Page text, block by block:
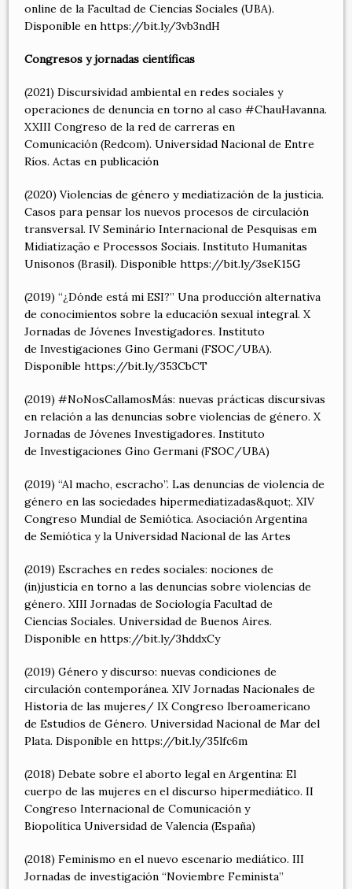
online de la Facultad de Ciencias Sociales (UBA).
Disponible en https://bit.ly/3vb3ndH
Congresos y jornadas científicas
(2021) Discursividad ambiental en redes sociales y
operaciones de denuncia en torno al caso #ChauHavanna.
XXIII Congreso de la red de carreras en
Comunicación (Redcom). Universidad Nacional de Entre
Ríos. Actas en publicación
(2020) Violencias de género y mediatización de la justicia.
Casos para pensar los nuevos procesos de circulación
transversal. IV Seminário Internacional de Pesquisas em
Midiatização e Processos Sociais. Instituto Humanitas
Unisonos (Brasil). Disponible https://bit.ly/3seK15G
(2019) “¿Dónde está mi ESI?” Una producción alternativa
de conocimientos sobre la educación sexual integral. X
Jornadas de Jóvenes Investigadores. Instituto
de Investigaciones Gino Germani (FSOC/UBA).
Disponible https://bit.ly/353CbCT
(2019) #NoNosCallamosMás: nuevas prácticas discursivas
en relación a las denuncias sobre violencias de género. X
Jornadas de Jóvenes Investigadores. Instituto
de Investigaciones Gino Germani (FSOC/UBA)
(2019) “Al macho, escracho”. Las denuncias de violencia de
género en las sociedades hipermediatizadas&quot;. XIV
Congreso Mundial de Semiótica. Asociación Argentina
de Semiótica y la Universidad Nacional de las Artes
(2019) Escraches en redes sociales: nociones de
(in)justicia en torno a las denuncias sobre violencias de
género. XIII Jornadas de Sociología Facultad de
Ciencias Sociales. Universidad de Buenos Aires.
Disponible en https://bit.ly/3hddxCy
(2019) Género y discurso: nuevas condiciones de
circulación contemporánea. XIV Jornadas Nacionales de
Historia de las mujeres/ IX Congreso Iberoamericano
de Estudios de Género. Universidad Nacional de Mar del
Plata. Disponible en https://bit.ly/35lfc6m
(2018) Debate sobre el aborto legal en Argentina: El
cuerpo de las mujeres en el discurso hipermediático. II
Congreso Internacional de Comunicación y
Biopolítica Universidad de Valencia (España)
(2018) Feminismo en el nuevo escenario mediático. III
Jornadas de investigación “Noviembre Feminista”